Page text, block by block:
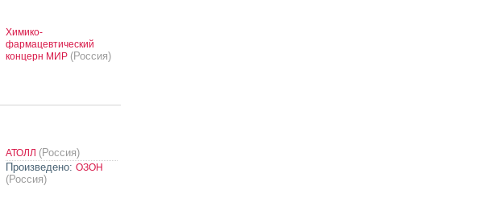
Химико-
фармацевтический
концерн МИР (Россия)
АТОЛЛ (Россия)
Произведено: ОЗОН
(Россия)